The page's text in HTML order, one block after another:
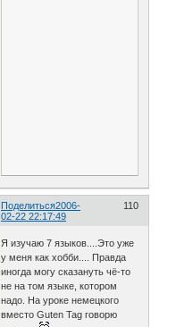
Поделиться 110
2006-
02-22 22:17:49
Я изучаю 7 языков....Это уже
у меня как хобби.... Правда
иногда могу сказануть чё-то
не на том языке, котором
надо. На уроке немецкого
вместо Guten Tag говорю